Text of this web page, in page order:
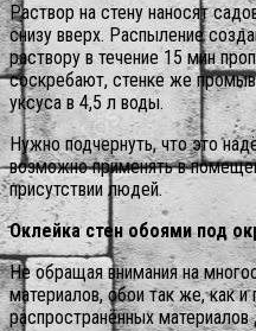
Раствор на стену наносят
снизу вверх. Распыление
раствору в течение 15 мин
соскребают, стенке же
уксуса в 4,5 л воды.
Нужно подчернуть, что это
возможно применять в
присутствии людей.
Оклейка стен обоями под
Не обращая внимания на
материалов, обои так же, как
распространённых материалов